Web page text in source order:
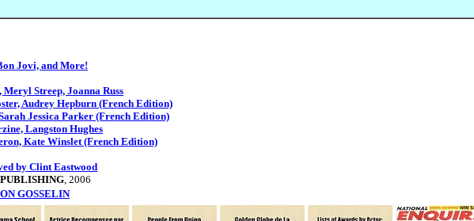
Jovi, and More!
Streep, Joanna Russ
Audrey Hepburn (French Edition)
Jessica Parker (French Edition)
Langston Hughes
Kate Winslet (French Edition)
by Clint Eastwood
, 2006
GOSSELIN